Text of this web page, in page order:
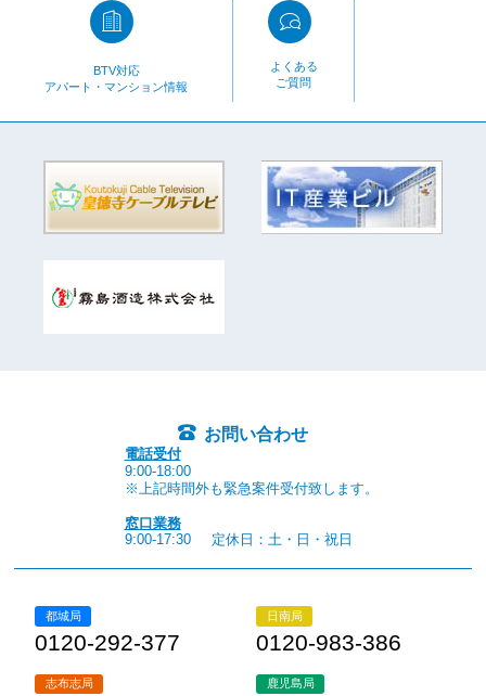
BTV対応
アパート・マンション情報
よくある
ご質問
お問い合わせ
電話受付
9:00-18:00
※上記時間外も緊急案件受付致します。
窓口業務
9:00-17:30
定休日：土・日・祝日
都城局
0120-292-377
日南局
0120-983-386
志布志局 鹿児島局